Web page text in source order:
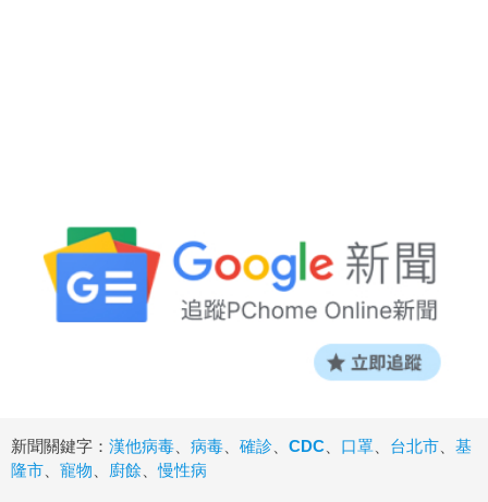
新聞關鍵字： 漢他病毒 病毒 確診 CDC 口罩 台北市
基
隆市
寵物 廚餘 、慢性病